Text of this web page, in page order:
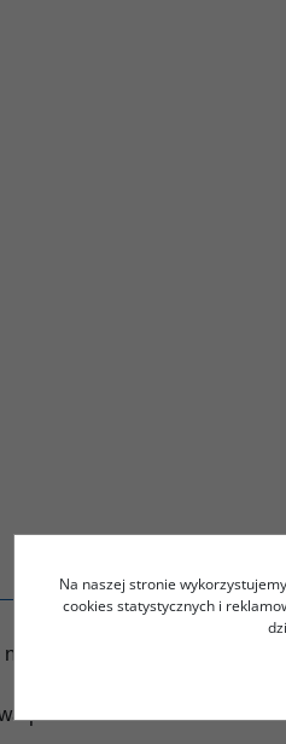
w bibliotece
pod red. Xaviera Raufera -
Na naszej stronie
cookies statystycznych i